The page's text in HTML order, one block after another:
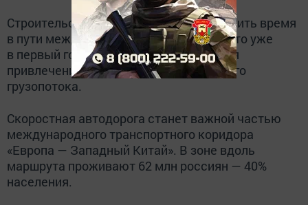
Строительство дороги позволит сократить время
в пути между регионами в два раза, и это уже
в первый год эксплуатации. Ожидается
привлечение до 70 млн тонн внутреннего
грузопотока.
Скоростная автодорога станет важной частью
международного транспортного коридора
«Европа — Западный Китай». В зоне вдоль
маршрута проживают 62 млн россиян — 40%
населения.